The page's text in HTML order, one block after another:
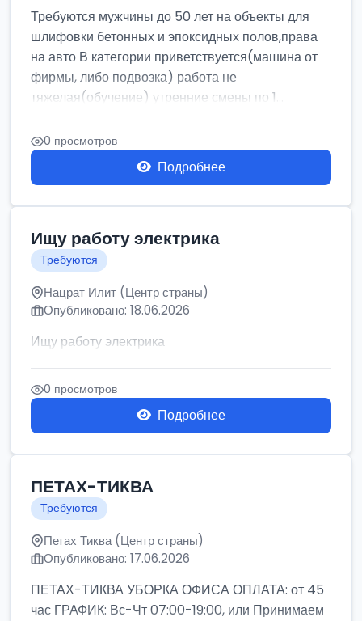
Требуются мужчины до 50 лет на объекты для
шлифовки бетонных и эпоксидных полов,права
на авто В категории приветствуется(машина от
фирмы, либо подвозка) работа не
тяжелая(обучение) утренние смены по 1...
0 просмотров
Подробнее
Ищу работу электрика
Требуются
Нацрат Илит (Центр страны)
Опубликовано: 18.06.2026
Ищу работу электрика
0 просмотров
Подробнее
ПЕТАХ-ТИКВА
Требуются
Петах Тиква (Центр страны)
Опубликовано: 17.06.2026
ПЕТАХ-ТИКВА УБОРКА ОФИСА ОПЛАТА: от 45
час ГРАФИК: Вс-Чт 07:00-19:00, или Принимаем